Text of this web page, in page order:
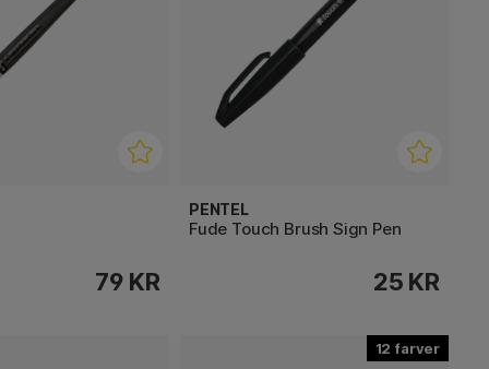
79 KR
PENTEL
Fude Touch Brush Sign Pen
25 KR
12